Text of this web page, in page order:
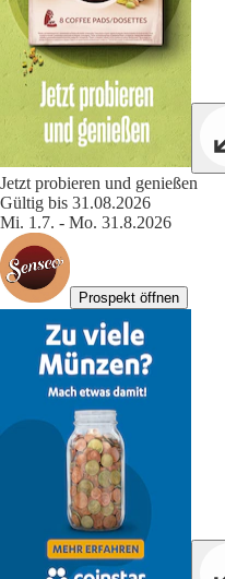
Jetzt probieren und genießen
Gültig bis 31.08.2026
Mi. 1.7. - Mo. 31.8.2026
Prospekt öffnen